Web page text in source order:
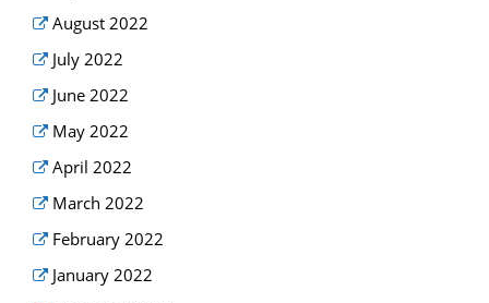
August 2022
July 2022
June 2022
May 2022
April 2022
March 2022
February 2022
January 2022